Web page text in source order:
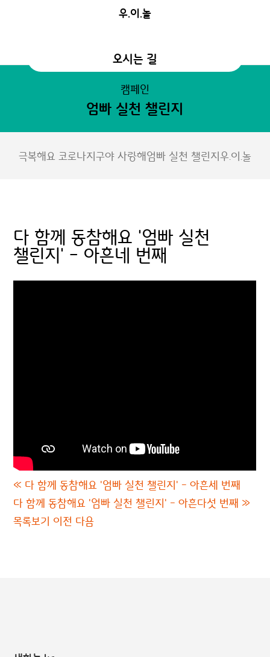
우.이.놀
오시는 길
캠페인
엄빠 실천 챌린지
극복해요 코로나지구야 사랑해엄빠 실천 챌린지우.이.놀
다 함께 동참해요 '엄빠 실천
챌린지' - 아흔네 번째
« 다 함께 동참해요 '엄빠 실천 챌린지' - 아흔세 번째
다 함께 동참해요 '엄빠 실천 챌린지' - 아흔다섯 번째 »
목록보기 이전 다음